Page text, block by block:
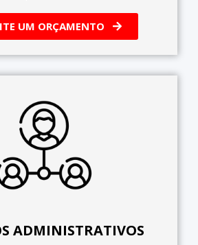
UM ORÇAMENTO
ADMINISTRATIVOS